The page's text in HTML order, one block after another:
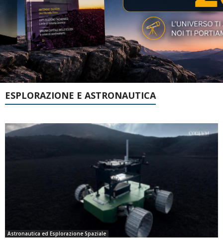
ESPLORAZIONE E ASTRONAUTICA
Astronautica ed Esplorazione Spaziale